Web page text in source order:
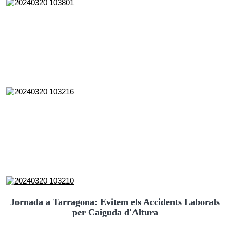
Jornada a Tarragona: Evitem els Accidents Laborals
per Caiguda d'Altura